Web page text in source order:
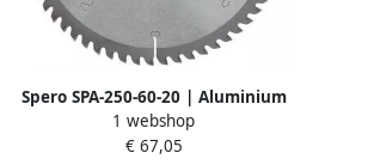
Spero SPA-250-60-20 | Aluminium
TCT zaagblad | 250mm | 60
tands | asgat 30mm SPA-250-60-
1 webshop
€ 67,05